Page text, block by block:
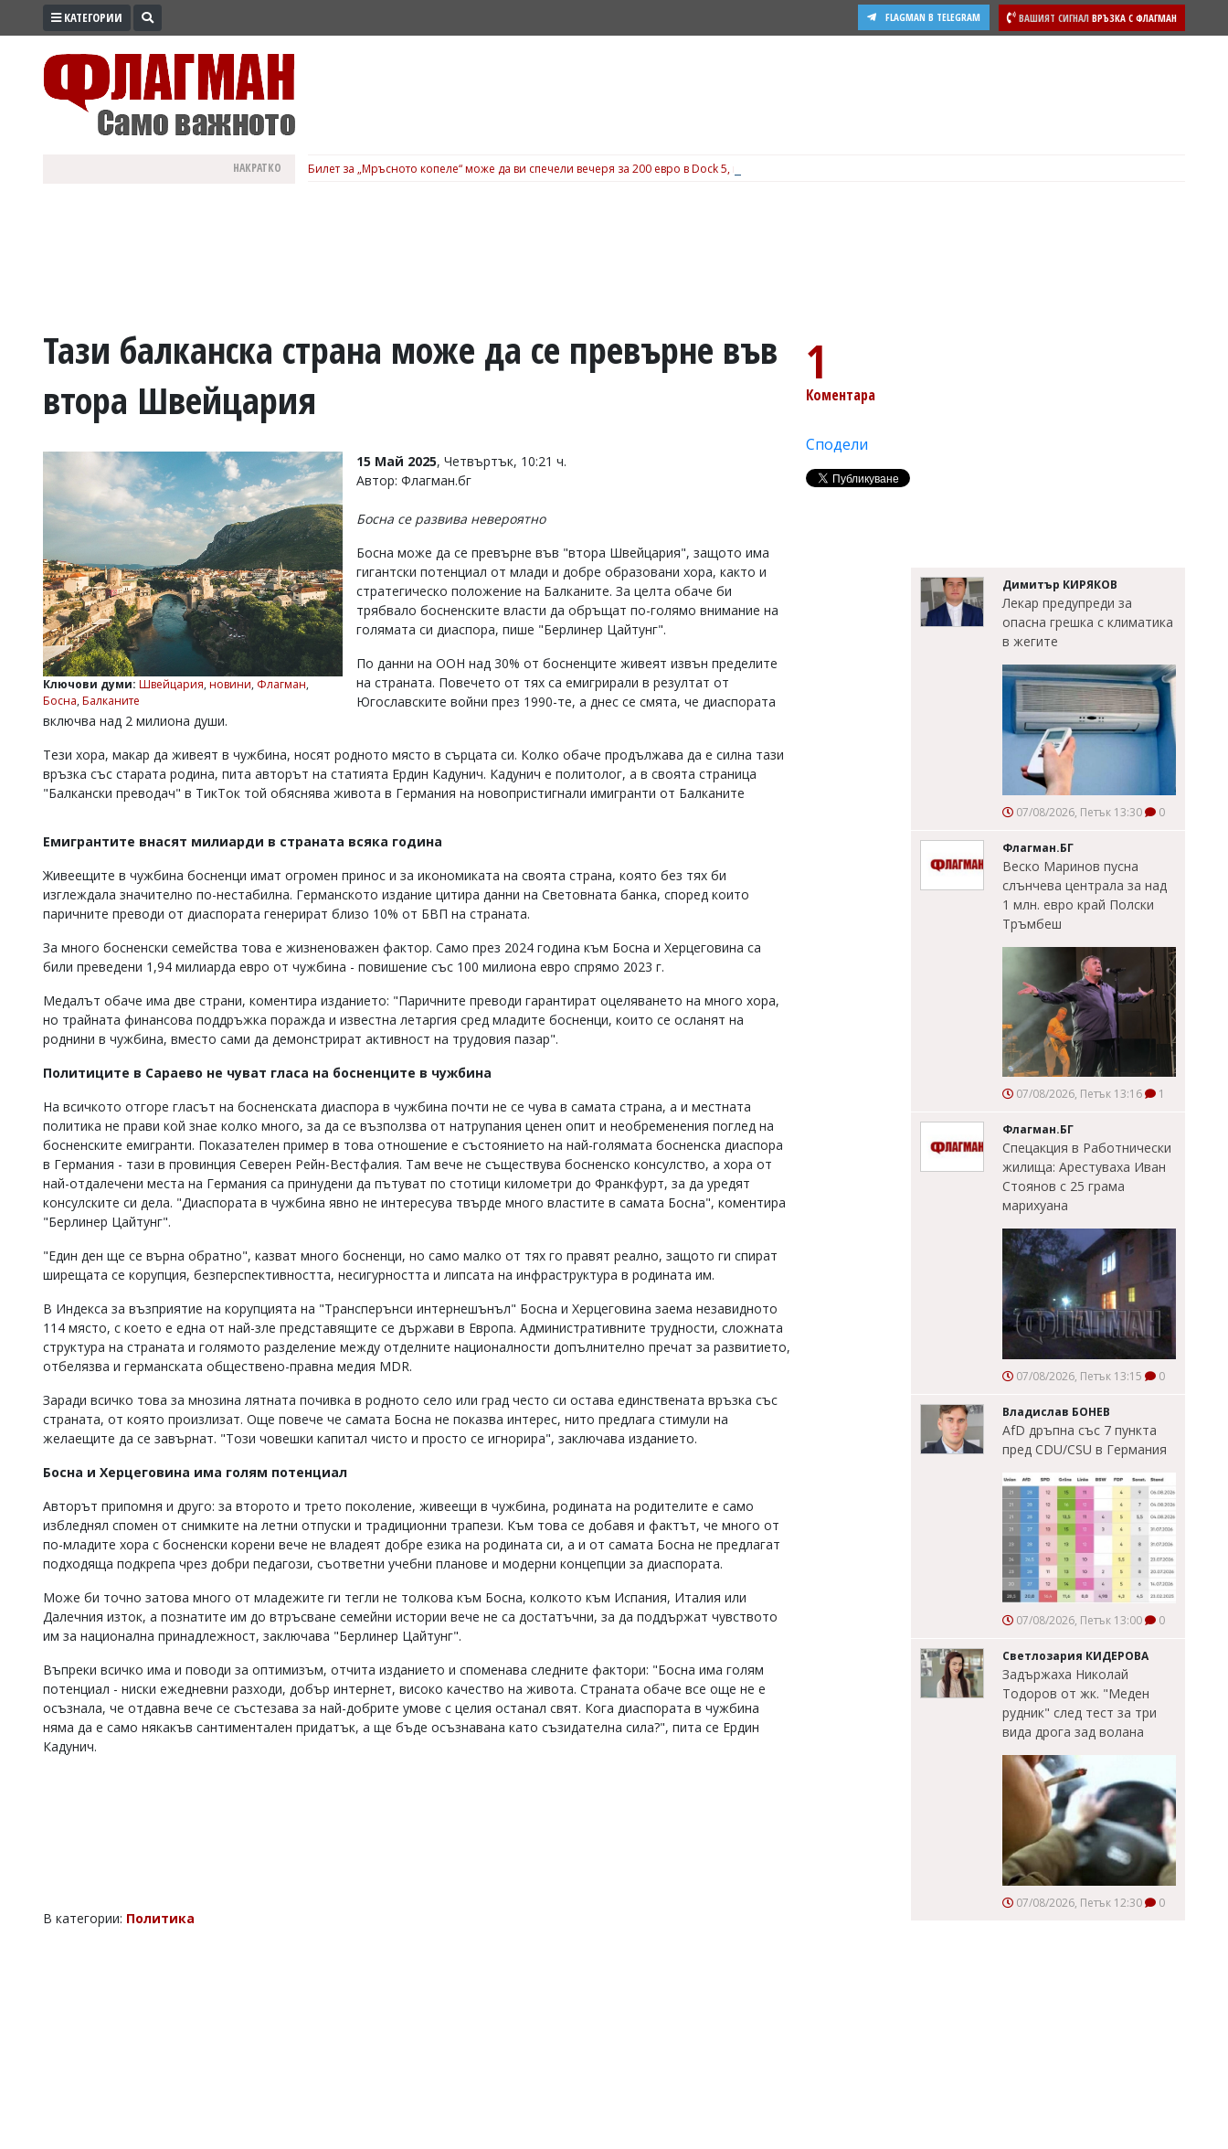
ПРОМО
ВОЙНАТА
УКРАЙНА
БИЗНЕС
Управители:
Веселин
Василев,
v.vasilev@flagman.bg
Касабова,
k.kassabova@flagman.bg
Главен
Колев,
Коментарите
статиите
въвеждат
редакцията
отговорност
обиден
коментар,
сигнализирайте
КАТЕГОРИИ ВАШИЯТ СИГНАЛ ВРЪЗКА С ФЛАГМАН
FLAGMAN В TELEGRAM
НАКРАТКО Билет за „Мръсното копеле“ може да ви спечели вечеря за 200 евро в Dock 5, вижте подробности
Тази балканска страна може да се превърне във
втора Швейцария
Ключови думи: Швейцария, новини, Флагман,
Босна, Балканите
15 Май 2025, Четвъртък, 10:21 ч.
Автор: Флагман.бг
Босна се развива невероятно
Босна може да се превърне във "втора Швейцария", защото има
гигантски потенциал от млади и добре образовани хора, както и
стратегическо положение на Балканите. За целта обаче би
трябвало босненските власти да обръщат по-голямо внимание на
голямата си диаспора, пише "Берлинер Цайтунг".
По данни на ООН над 30% от босненците живеят извън пределите
на страната. Повечето от тях са емигрирали в резултат от
Югославските войни през 1990-те, а днес се смята, че диаспората
включва над 2 милиона души.
Тези хора, макар да живеят в чужбина, носят родното място в сърцата си. Колко обаче продължава да е силна тази
връзка със старата родина, пита авторът на статията Ердин Кадунич. Кадунич е политолог, а в своята страница
"Балкански преводач" в ТикТок той обяснява живота в Германия на новопристигнали имигранти от Балканите
Емигрантите внасят милиарди в страната всяка година
Живеещите в чужбина босненци имат огромен принос и за икономиката на своята страна, която без тях би
изглеждала значително по-нестабилна. Германското издание цитира данни на Световната банка, според които
паричните преводи от диаспората генерират близо 10% от БВП на страната.
За много босненски семейства това е жизненоважен фактор. Само през 2024 година към Босна и Херцеговина са
били преведени 1,94 милиарда евро от чужбина - повишение със 100 милиона евро спрямо 2023 г.
Медалът обаче има две страни, коментира изданието: "Паричните преводи гарантират оцеляването на много хора,
но трайната финансова поддръжка поражда и известна летаргия сред младите босненци, които се осланят на
роднини в чужбина, вместо сами да демонстрират активност на трудовия пазар".
Политиците в Сараево не чуват гласа на босненците в чужбина
На всичкото отгоре гласът на босненската диаспора в чужбина почти не се чува в самата страна, а и местната
политика не прави кой знае колко много, за да се възползва от натрупания ценен опит и необременения поглед на
босненските емигранти. Показателен пример в това отношение е състоянието на най-голямата босненска диаспора
в Германия - тази в провинция Северен Рейн-Вестфалия. Там вече не съществува босненско консулство, а хора от
най-отдалечени места на Германия са принудени да пътуват по стотици километри до Франкфурт, за да уредят
консулските си дела. "Диаспората в чужбина явно не интересува твърде много властите в самата Босна", коментира
"Берлинер Цайтунг".
"Един ден ще се върна обратно", казват много босненци, но само малко от тях го правят реално, защото ги спират
ширещата се корупция, безперспективността, несигурността и липсата на инфраструктура в родината им.
В Индекса за възприятие на корупцията на "Трансперънси интернешънъл" Босна и Херцеговина заема незавидното
114 място, с което е една от най-зле представящите се държави в Европа. Административните трудности, сложната
структура на страната и голямото разделение между отделните националности допълнително пречат за развитието,
отбелязва и германската обществено-правна медия MDR.
Заради всичко това за мнозина лятната почивка в родното село или град често си остава единствената връзка със
страната, от която произлизат. Още повече че самата Босна не показва интерес, нито предлага стимули на
желаещите да се завърнат. "Този човешки капитал чисто и просто се игнорира", заключава изданието.
Босна и Херцеговина има голям потенциал
Авторът припомня и друго: за второто и трето поколение, живеещи в чужбина, родината на родителите е само
избледнял спомен от снимките на летни отпуски и традиционни трапези. Към това се добавя и фактът, че много от
по-младите хора с босненски корени вече не владеят добре езика на родината си, а и от самата Босна не предлагат
подходяща подкрепа чрез добри педагози, съответни учебни планове и модерни концепции за диаспората.
Може би точно затова много от младежите ги тегли не толкова към Босна, колкото към Испания, Италия или
Далечния изток, а познатите им до втръсване семейни истории вече не са достатъчни, за да поддържат чувството
им за национална принадлежност, заключава "Берлинер Цайтунг".
Въпреки всичко има и поводи за оптимизъм, отчита изданието и споменава следните фактори: "Босна има голям
потенциал - ниски ежедневни разходи, добър интернет, високо качество на живота. Страната обаче все още не е
осъзнала, че отдавна вече се състезава за най-добрите умове с целия останал свят. Кога диаспората в чужбина
няма да е само някакъв сантиментален придатък, а ще бъде осъзнавана като съзидателна сила?", пита се Ердин
Кадунич.
В категории: Политика
1
Коментара
Сподели
Димитър КИРЯКОВ
Лекар предупреди за
опасна грешка с климатика
в жегите
07/08/2026, Петък 13:30 0
Флагман.БГ
Веско Маринов пусна
слънчева централа за над
1 млн. евро край Полски
Тръмбеш
07/08/2026, Петък 13:16 1
Флагман.БГ
Спецакция в Работнически
жилища: Арестуваха Иван
Стоянов с 25 грама
марихуана
07/08/2026, Петък 13:15 0
Владислав БОНЕВ
AfD дръпна със 7 пункта
пред CDU/CSU в Германия
07/08/2026, Петък 13:00 0
Светлозария КИДЕРОВА
Задържаха Николай
Тодоров от жк. "Меден
рудник" след тест за три
вида дрога зад волана
07/08/2026, Петък 12:30 0